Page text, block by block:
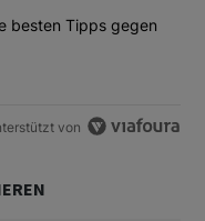
in der Schweiz: Die
besten Tipps gegen
von